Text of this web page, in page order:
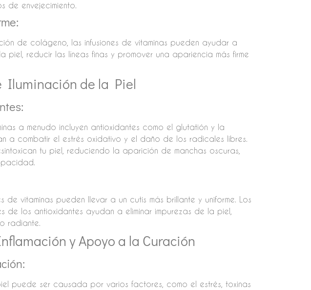
de envejecimiento.
de colágeno, las infusiones de vitaminas pueden ayudar a
piel, reducir las líneas finas y promover una apariencia más firme
Iluminación de la Piel
a menudo incluyen antioxidantes como el glutatión y la
a combatir el estrés oxidativo y el daño de los radicales libres.
tu piel, reduciendo la aparición de manchas oscuras,
de vitaminas pueden llevar a un cutis más brillante y uniforme. Los
de los antioxidantes ayudan a eliminar impurezas de la piel,
radiante.
y Apoyo a la Curación
puede ser causada por varios factores, como el estrés, toxinas